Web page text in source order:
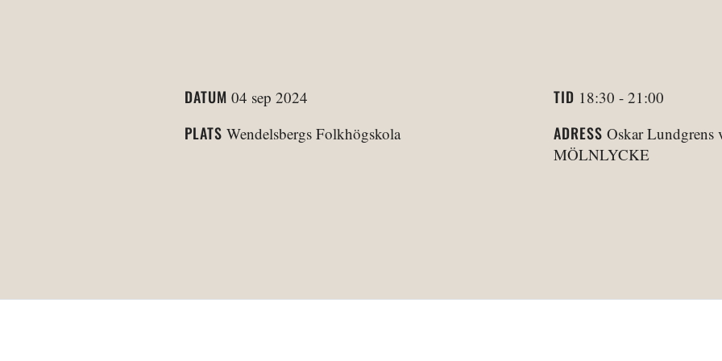
DATUM 04 sep 2024 TID 18:30 - 21:00
PLATS Wendelsbergs Folkhögskola ADRESS Oskar Lundgrens
MÖLNLYCKE